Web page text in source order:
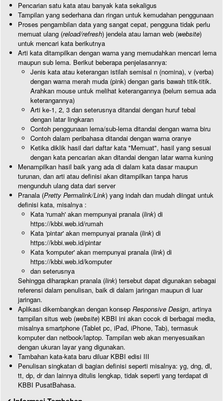
Pencarian satu kata atau banyak kata sekaligus
Tampilan yang sederhana dan ringan untuk kemudahan penggunaan
Proses pengambilan data yang sangat cepat, pengguna tidak perlu
memuat ulang (reload/refresh) jendela atau laman web (website)
untuk mencari kata berikutnya
Arti kata ditampilkan dengan warna yang memudahkan mencari lema
maupun sub lema. Berikut beberapa penjelasannya:
Jenis kata atau keterangan istilah semisal n (nomina), v (verba)
dengan warna merah muda (pink) dengan garis bawah titik-titik.
Arahkan mouse untuk melihat keterangannya (belum semua ada
keterangannya)
Arti ke-1, 2, 3 dan seterusnya ditandai dengan huruf tebal
dengan latar lingkaran
Contoh penggunaan lema/sub-lema ditandai dengan warna biru
Contoh dalam peribahasa ditandai dengan warna oranye
Ketika diklik hasil dari daftar kata "Memuat", hasil yang sesuai
dengan kata pencarian akan ditandai dengan latar warna kuning
Menampilkan hasil baik yang ada di dalam kata dasar maupun
turunan, dan arti atau definisi akan ditampilkan tanpa harus
mengunduh ulang data dari server
Pranala (Pretty Permalink/Link) yang indah dan mudah diingat untuk
definisi kata, misalnya :
Kata 'rumah' akan mempunyai pranala (link) di
https://kbbi.web.id/rumah
Kata 'pintar' akan mempunyai pranala (link) di
https://kbbi.web.id/pintar
Kata 'komputer' akan mempunyai pranala (link) di
https://kbbi.web.id/komputer
dan seterusnya
Sehingga diharapkan pranala (link) tersebut dapat digunakan sebagai
referensi dalam penulisan, baik di dalam jaringan maupun di luar
jaringan.
Aplikasi dikembangkan dengan konsep Responsive Design, artinya
tampilan situs web (website) KBBI ini akan cocok di berbagai media,
misalnya smartphone (Tablet pc, iPad, iPhone, Tab), termasuk
komputer dan netbook/laptop. Tampilan web akan menyesuaikan
dengan ukuran layar yang digunakan.
Tambahan kata-kata baru diluar KBBI edisi III
Penulisan singkatan di bagian definisi seperti misalnya: yg, dng, dl,
tt, dp, dr dan lainnya ditulis lengkap, tidak seperti yang terdapat di
KBBI PusatBahasa.